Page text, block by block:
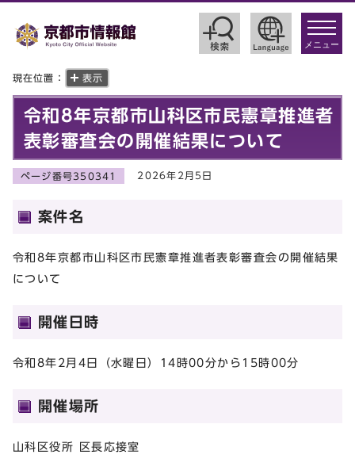
toggle
メニュー
現在位置： 表示
令和8年京都市山科区市民憲章推進者
表彰審査会の開催結果について
ページ番号350341 2026年2月5日
案件名
令和8年京都市山科区市民憲章推進者表彰審査会の開催結果
について
開催日時
令和8年2月4日（水曜日）14時00分から15時00分
開催場所
山科区役所 区長応接室